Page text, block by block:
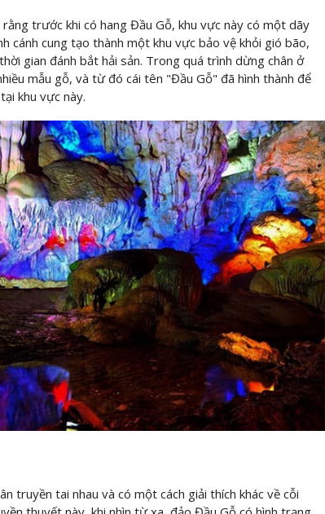
trước khi có hang Đầu Gỗ, khu vực này có một dãy
cánh cung tạo thành một khu vực bảo vệ khỏi gió bão,
gian đánh bắt hải sản. Trong quá trình dừng chân ở
mẫu gỗ, và từ đó cái tên "Đầu Gỗ" đã hình thành để
khu vực này.
truyền tai nhau và có một cách giải thích khác về cỗi